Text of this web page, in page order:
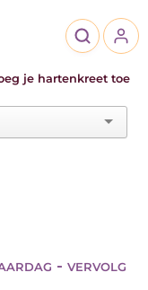
je hartenkreet toe
- vervolg